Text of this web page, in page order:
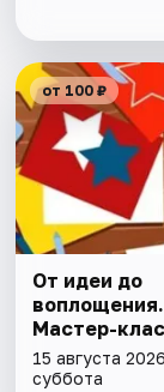
от 100 ₽
От идеи до
воплощения.
Мастер-
15 августа
суббота